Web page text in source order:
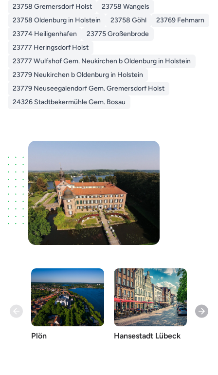
23758 Gremersdorf Holst
23758 Wangels
23758 Oldenburg in Holstein
23758 Göhl
23769 Fehmarn
23774 Heiligenhafen
23775 Großenbrode
23777 Heringsdorf Holst
23777 Wulfshof Gem. Neukirchen b Oldenburg in Holstein
23779 Neukirchen b Oldenburg in Holstein
23779 Neuseegalendorf Gem. Gremersdorf Holst
24326 Stadtbekermühle Gem. Bosau
Plön Hansestadt Lübeck